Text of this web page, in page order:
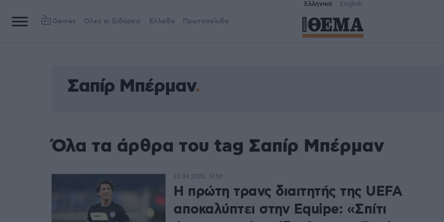
Ελληνικά English
Games Όλες οι Ειδήσεις Ελλάδα Πρωτοσέλιδα
Σαπίρ Μπέρμαν
Όλα τα άρθρα του tag Σαπίρ Μπέρμαν
Η πρώτη τρανς διαιτητής της UEFA
αποκαλύπτει στην Equipe: «Σπίτι
23.04.2025, 17:50